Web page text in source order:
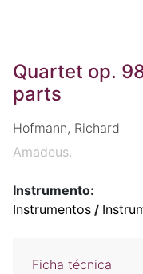
Quartet op.
parts
Hofmann, Richard
Amadeus.
Instrumento:
Instrumentos /
Ficha técnica